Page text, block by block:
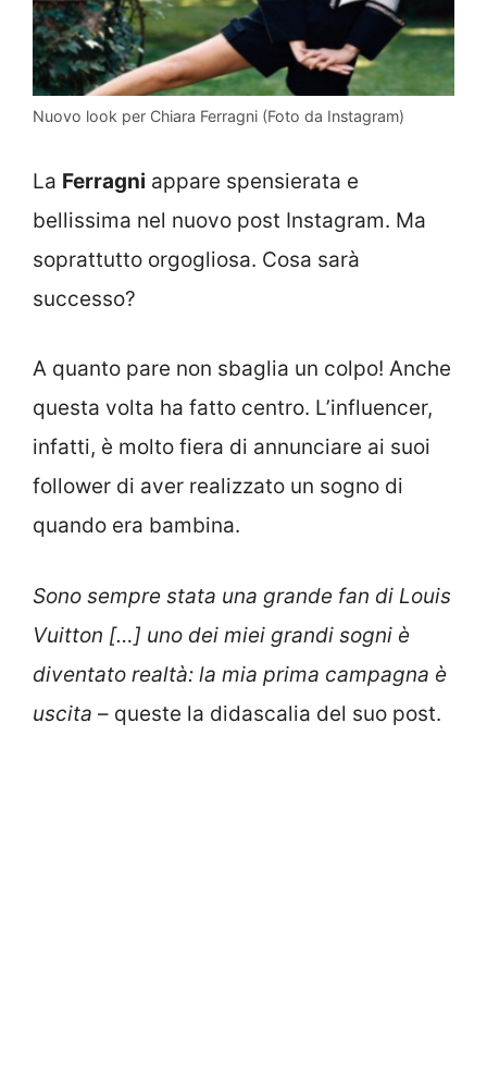
Nuovo look per Chiara Ferragni (Foto da Instagram)
La Ferragni appare spensierata e
bellissima nel nuovo post Instagram. Ma
soprattutto orgogliosa. Cosa sarà
successo?
A quanto pare non sbaglia un colpo! Anche
questa volta ha fatto centro. L’influencer,
infatti, è molto fiera di annunciare ai suoi
follower di aver realizzato un sogno di
quando era bambina.
Sono sempre stata una grande fan di Louis
Vuitton […] uno dei miei grandi sogni è
diventato realtà: la mia prima campagna è
uscita – queste la didascalia del suo post.